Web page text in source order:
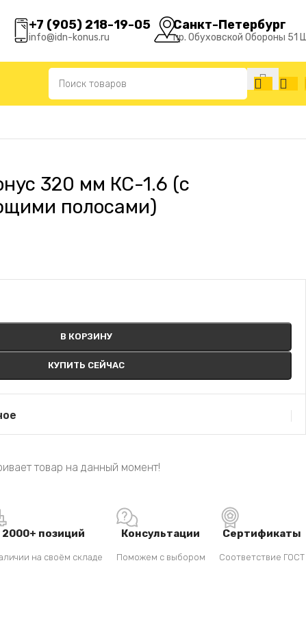
+7 (905) 218-19-05
info@idn-konus.ru
Санкт-Петербург
пр. Обуховской Обороны 51
320 мм КС-1.6 (с
полосами)
В КОРЗИНУ
КУПИТЬ СЕЙЧАС
товар на данный момент!
2000+ позиций
на своём складе
Консультации
Поможем с выбором
Сертификаты
Соответствие ГОСТ